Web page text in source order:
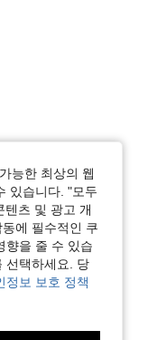
능한 최상의 웹
있습니다. "모두
츠 및 광고 개
에 필수적인 쿠
향을 줄 수 있습
선택하세요. 당
정보 보호 정책